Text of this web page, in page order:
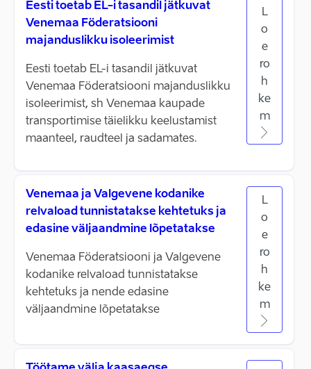
Eesti toetab EL-i tasandil jätkuvat
Venemaa Föderatsiooni
majanduslikku isoleerimist
Eesti toetab EL-i tasandil jätkuvat
Venemaa Föderatsiooni majanduslikku
isoleerimist, sh Venemaa kaupade
transportimise täielikku keelustamist
maanteel, raudteel ja sadamates.
L
o
e
ro
h
ke
m
Venemaa ja Valgevene kodanike
relvaload tunnistatakse kehtetuks ja
edasine väljaandmine lõpetatakse
Venemaa Föderatsiooni ja Valgevene
kodanike relvaload tunnistatakse
kehtetuks ja nende edasine
väljaandmine lõpetatakse
L
o
e
ro
h
ke
m